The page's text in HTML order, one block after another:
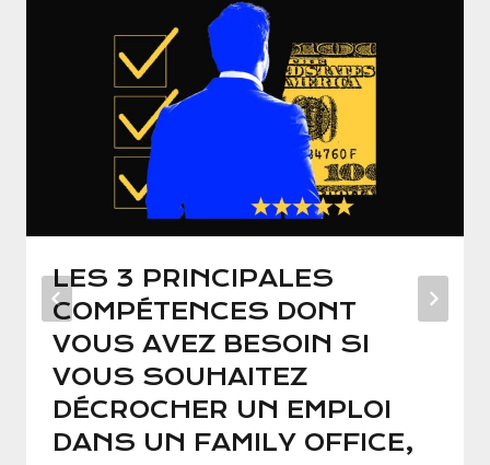
LES 3 PRINCIPALES
COMPÉTENCES DONT
VOUS AVEZ BESOIN SI
VOUS SOUHAITEZ
DÉCROCHER UN EMPLOI
DANS UN FAMILY OFFICE,